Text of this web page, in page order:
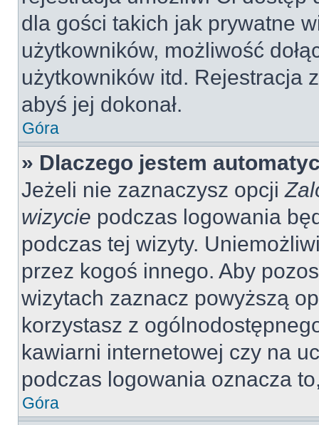
dla gości takich jak prywatne
użytkowników, możliwość
użytkowników itd. Rejestracja
abyś jej dokonał.
Góra
» Dlaczego jestem
Jeżeli nie zaznaczysz opcji
wizycie podczas logowania
podczas tej wizyty.
przez kogoś innego. Aby
wizytach zaznacz powyższą
korzystasz z
kawiarni internetowej czy na
podczas logowania oznacza
Góra